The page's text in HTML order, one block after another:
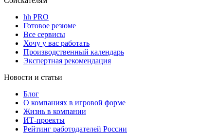
hh PRO
Готовое резюме
Все сервисы
Хочу у вас работать
Производственный календарь
Экспертная рекомендация
Новости и статьи
Блог
О компаниях в игровой форме
Жизнь в компании
ИТ-проекты
Рейтинг работодателей России